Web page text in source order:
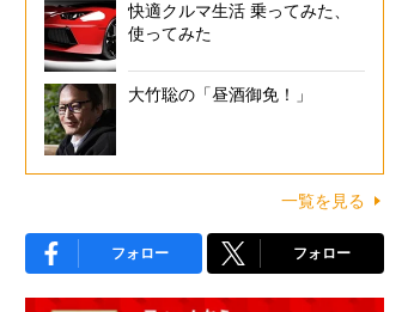
快適クルマ生活 乗ってみた、
使ってみた
大竹聡の「昼酒御免！」
一覧を見る
フォロー フォロー